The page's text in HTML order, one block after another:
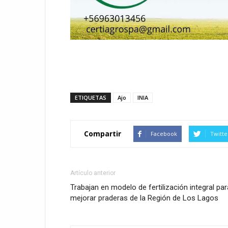
ETIQUETAS Ajo INIA
Compartir Facebook
Artículo anterior
Trabajan en modelo de fertilización integral
mejorar praderas de la Región de Los Lagos